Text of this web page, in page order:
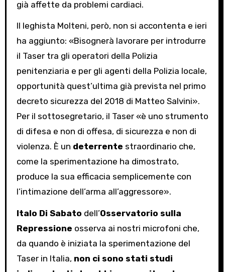
già affette da problemi cardiaci.
Il leghista Molteni, però, non si accontenta e ieri
ha aggiunto: «Bisognerà lavorare per introdurre
il Taser tra gli operatori della Polizia
penitenziaria e per gli agenti della Polizia locale,
opportunità quest’ultima già prevista nel primo
decreto sicurezza del 2018 di Matteo Salvini».
Per il sottosegretario, il Taser «è uno strumento
di difesa e non di offesa, di sicurezza e non di
violenza. È un deterrente straordinario che,
come la sperimentazione ha dimostrato,
produce la sua efficacia semplicemente con
l’intimazione dell’arma all’aggressore».
Italo Di Sabato dell’Osservatorio sulla
Repressione osserva ai nostri microfoni che,
da quando è iniziata la sperimentazione del
Taser in Italia, non ci sono stati studi